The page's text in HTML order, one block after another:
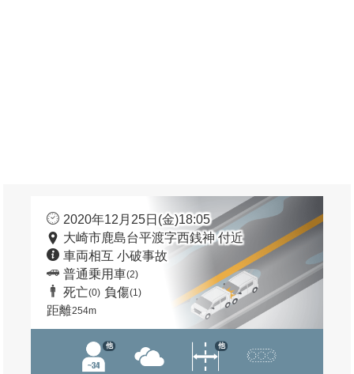
2020年12月25日(金)18:05
大崎市鹿島台平渡字西銭神 付近
車両相互 小破事故
普通乗用車(2)
死亡(0) 負傷(1)
距離254m
他 他